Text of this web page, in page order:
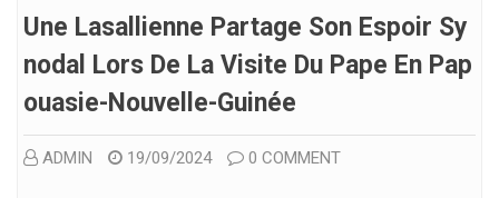
Une Lasallienne Partage Son Espoir Sy
Nodal Lors De La Visite Du Pape En Pap
Ouasie-Nouvelle-Guinée
ADMIN 19/09/2024 0 COMMENT